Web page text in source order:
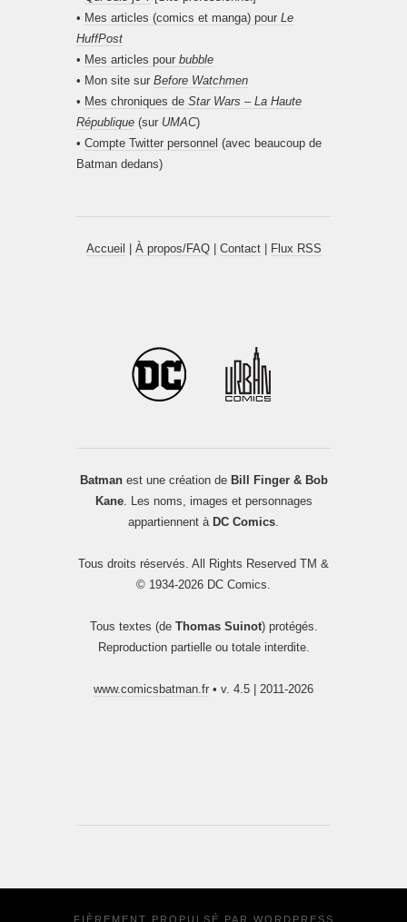
• Mes articles (comics et manga) pour Le
HuffPost
• Mes articles pour bubble
• Mon site sur Before Watchmen
• Mes chroniques de Star Wars – La Haute
République (sur UMAC)
• Compte Twitter personnel (avec beaucoup de
Batman dedans)
Accueil À propos/FAQ| Contact| Flux RSS
Batmanest une création de Bill Finger & Bob
Kane. Les noms, images et personnages
appartiennent à DC Comics.
Tous droits réservés. All Rights Reserved TM &
© 1934-2026 DC Comics.
Tous textes (de Thomas Suinot) protégés.
Reproduction partielle ou totale interdite.
www.comicsbatman.fr • v. 4.5 | 2011-2026
FIÈREMENT PROPULSÉ PAR WORDPRESS